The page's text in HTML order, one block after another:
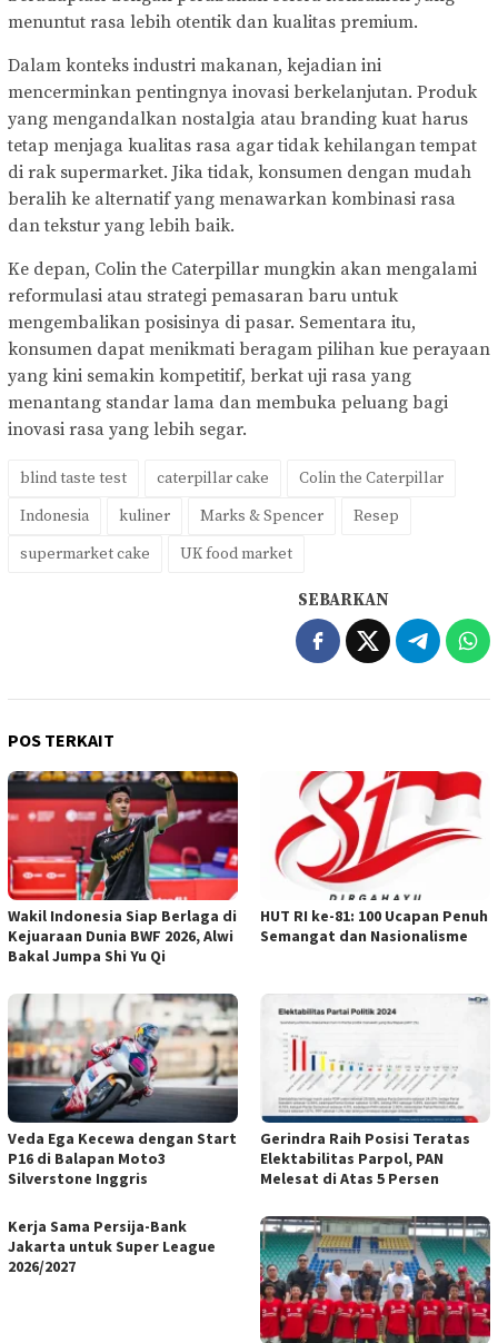
menuntut rasa lebih otentik dan kualitas premium.
Dalam konteks industri makanan, kejadian ini
mencerminkan pentingnya inovasi berkelanjutan. Produk
yang mengandalkan nostalgia atau branding kuat harus
tetap menjaga kualitas rasa agar tidak kehilangan tempat
di rak supermarket. Jika tidak, konsumen dengan mudah
beralih ke alternatif yang menawarkan kombinasi rasa
dan tekstur yang lebih baik.
Ke depan, Colin the Caterpillar mungkin akan mengalami
reformulasi atau strategi pemasaran baru untuk
mengembalikan posisinya di pasar. Sementara itu,
konsumen dapat menikmati beragam pilihan kue perayaan
yang kini semakin kompetitif, berkat uji rasa yang
menantang standar lama dan membuka peluang bagi
inovasi rasa yang lebih segar.
blind taste test caterpillar cake
Colin the Caterpillar
Indonesia
kuliner Marks & Spencer
Resep
supermarket cake
UK food market
SEBARKAN
POS TERKAIT
Wakil Indonesia Siap Berlaga di
Kejuaraan Dunia BWF 2026, Alwi
Bakal Jumpa Shi Yu Qi
HUT RI ke-81: 100 Ucapan Penuh
Semangat dan Nasionalisme
Veda Ega Kecewa dengan Start
P16 di Balapan Moto3
Silverstone Inggris
Gerindra Raih Posisi Teratas
Elektabilitas Parpol, PAN
Melesat di Atas 5 Persen
Kerja Sama Persija-Bank
Jakarta untuk Super League
2026/2027